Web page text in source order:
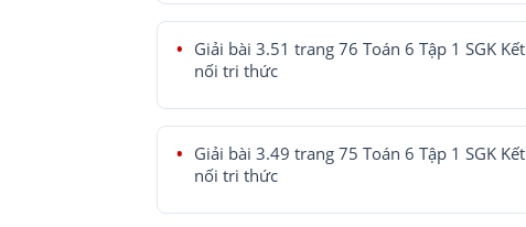
Giải bài 3.51 trang 76 Toán 6 Tập 1 SGK Kết
nối tri thức
Giải bài 3.49 trang 75 Toán 6 Tập 1 SGK Kết
nối tri thức